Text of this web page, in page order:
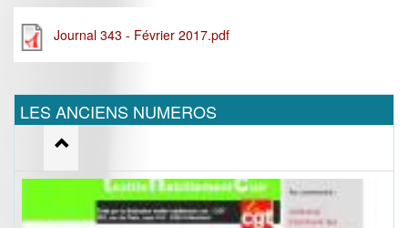
Journal 343 - Février 2017.pdf
LES ANCIENS NUMEROS